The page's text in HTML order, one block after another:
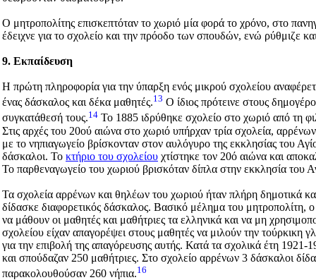
Ο μητροπολίτης επισκεπτόταν το χωριό μία φορά το χρόνο, στο
έδειχνε για το σχολείο και την πρόοδο των σπουδών, ενώ ρύθμιζε
9. Εκπαίδευση
Η πρώτη πληροφορία για την ύπαρξη ενός μικρού σχολείου
ένας δάσκαλος και δέκα μαθητές.13 Ο ίδιος πρότεινε στους
συγκατάθεσή τους.14 Το 1885 ιδρύθηκε σχολείο στο χωριό από τη
Στις αρχές του 20ού αιώνα στο χωριό υπήρχαν τρία σχολεία,
με το νηπιαγωγείο βρίσκονταν στον αυλόγυρο της εκκλησίας του
δάσκαλοι. Το κτήριο του σχολείου χτίστηκε τον 20ό αιώνα και
Το παρθεναγωγείο του χωριού βρισκόταν δίπλα στην εκκλησία του
Τα σχολεία αρρένων και θηλέων του χωριού ήταν πλήρη δημοτικά
δίδασκε διαφορετικός δάσκαλος. Βασικό μέλημα του μητροπολίτη, ο
να μάθουν οι μαθητές και μαθήτριες τα ελληνικά και να μη
σχολείου είχαν απαγορέψει στους μαθητές να μιλούν την τούρκικη
για την επιβολή της απαγόρευσης αυτής. Κατά τα σχολικά έτη
και σπούδαζαν 250 μαθήτριες. Στο σχολείο αρρένων 3 δάσκαλοι
παρακολουθούσαν 260 νήπια.16